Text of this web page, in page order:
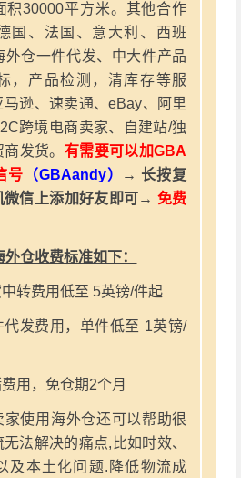
积30000平方米。其他合作
国、法国、意大利、西班
外仓一件代发、中大件产品
，产品检测，清库存等服
逊、速卖通、eBay、阿里
跨境电商卖家、自建站/独
发货。 有需要可以加GBA
号 （GBAandy）
→ 长按复
微信上添加好友即可→ 免费
仓收费标准如下：
转费用低至 5英镑/件起
代发费用，单件低至 1英镑/
用，免仓期2个月
家使用海外仓还可以帮助很
法解决的痛点,比如时效、
及本土化问题.降低物流成